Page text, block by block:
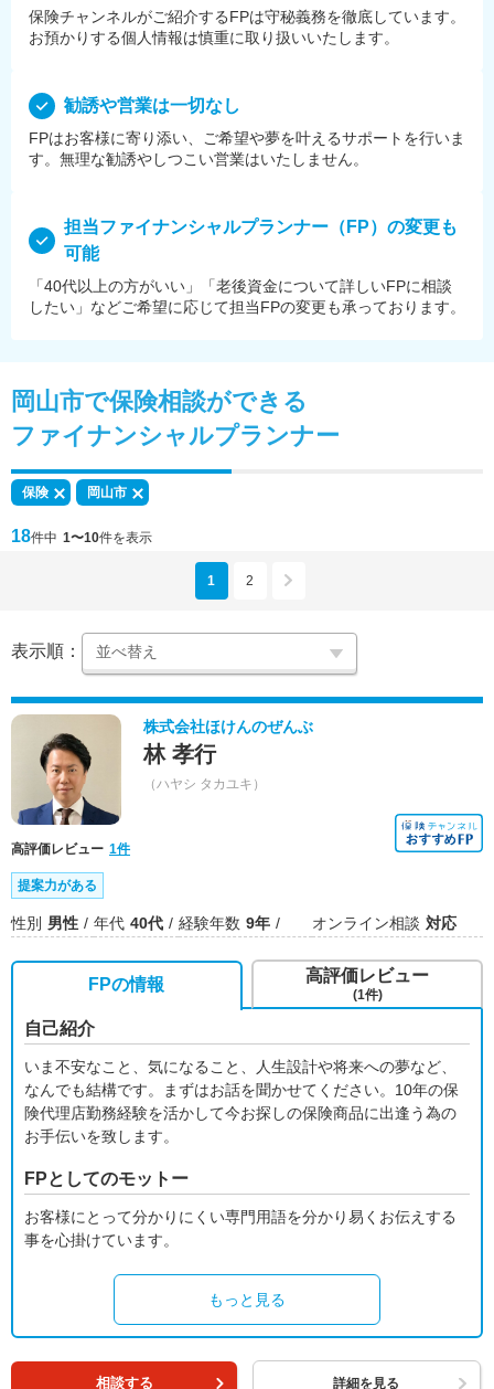
保険チャンネルがご紹介するFPは守秘義務を徹底しています。
お預かりする個⼈情報は慎重に取り扱いいたします。
勧誘や営業は⼀切なし
FPはお客様に寄り添い、ご希望や夢を叶えるサポートを⾏いま
す。無理な勧誘やしつこい営業はいたしません。
担当ファイナンシャルプランナー（FP）の変更も
可能
「40代以上の方がいい」「老後資金について詳しいFPに相談
したい」などご希望に応じて担当FPの変更も承っております。
岡山市で保険相談ができる
ファイナンシャルプランナー
保険 岡山市
18件中 1〜10件を表示
1 2
表示順：
株式会社ほけんのぜんぶ
林 孝行
（ハヤシ タカユキ）
高評価レビュー 1件
提案力がある
性別 男性 年代 40代 経験年数 9年 オンライン相談 対応
FPの情報
自己紹介
いま不安なこと、気になること、人生設計や将来への夢など、
なんでも結構です。まずはお話を聞かせてください。10年の保
険代理店勤務経験を活かして今お探しの保険商品に出逢う為の
お手伝いを致します。
FPとしてのモットー
お客様にとって分かりにくい専門用語を分かり易くお伝えする
事を心掛けています。
もっと見る
高評価レビュー
(1件)
相談する 詳細を見る